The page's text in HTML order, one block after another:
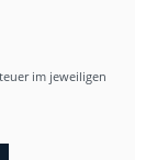
im jeweiligen